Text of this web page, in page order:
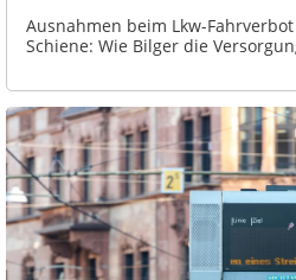
Ausnahmen beim Lkw-
Schiene: Wie Bilger die